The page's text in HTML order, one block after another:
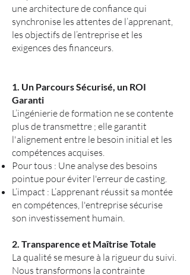
une architecture de confiance qui
synchronise les attentes de l’apprenant,
les objectifs de l’entreprise et les
exigences des financeurs.
1. Un Parcours Sécurisé, un ROI
Garanti
L’ingénierie de formation ne se contente
plus de transmettre ; elle garantit
l'alignement entre le besoin initial et les
compétences acquises.
Pour tous : Une analyse des besoins
pointue pour éviter l'erreur de casting.
L’impact : L’apprenant réussit sa montée
en compétences, l'entreprise sécurise
son investissement humain.
2. Transparence et Maîtrise Totale
La qualité se mesure à la rigueur du suivi.
Nous transformons la contrainte